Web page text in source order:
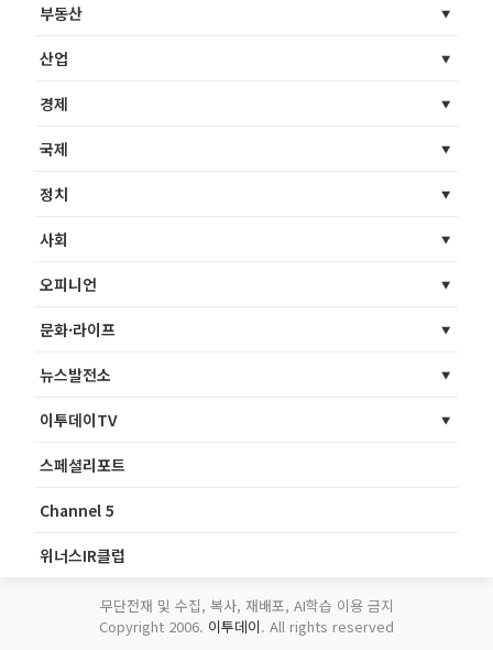
부동산
산업
경제
국제
정치
사회
오피니언
문화·라이프
뉴스발전소
이투데이TV
스페셜리포트
Channel 5
위너스IR클럽
무단전재 및 수집, 복사, 재배포, AI학습 이용 금지
Copyright 2006. 이투데이. All rights reserved